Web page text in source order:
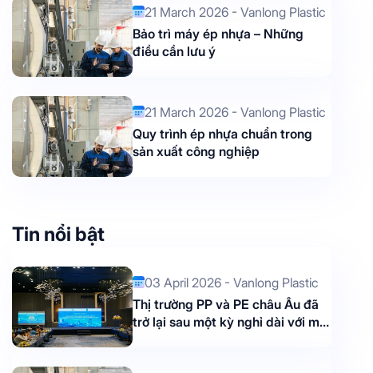
21 March 2026 -
ỨNG DỤNG TỰ ĐỘNG
HÓA TRONG SẢN XUẤT
NHỰA
BẢO TRÌ MÁY ÉP NHỰA –
NHỮNG ĐIỀU CẦN LƯU Ý
21 March 2026 - Vanlong Plastic
Bảo trì máy ép nhựa – Những
điều cần lưu ý
21 March 2026 - Vanlong Plastic
Quy trình ép nhựa chuẩn trong
sản xuất công nghiệp
Tin nổi bật
03 April 2026 - Vanlong Plastic
Thị trường PP và PE châu Âu đã
trở lại sau một kỳ nghỉ dài với một